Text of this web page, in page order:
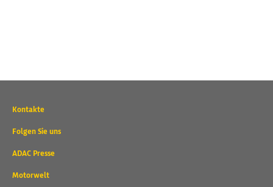
Wichtige
und
Links
Kontakte
Folgen Sie uns
ADAC Presse
Motorwelt